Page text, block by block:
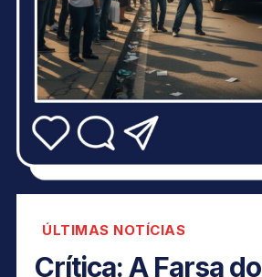
ÚLTIMAS NOTÍCIAS
Crítica: A Farsa do